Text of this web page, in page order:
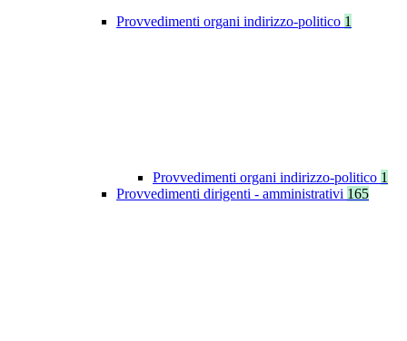
Provvedimenti organi indirizzo-politico 1
Provvedimenti organi indirizzo-politico 1
Provvedimenti dirigenti - amministrativi 165